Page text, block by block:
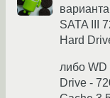
SATA III
Hard
либо WD
Drive -